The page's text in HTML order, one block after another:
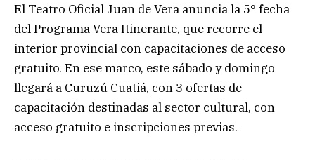
El Teatro Oficial Juan de Vera anuncia la 5° fecha
del Programa Vera Itinerante, que recorre el
interior provincial con capacitaciones de acceso
gratuito. En ese marco, este sábado y domingo
llegará a Curuzú Cuatiá, con 3 ofertas de
capacitación destinadas al sector cultural, con
acceso gratuito e inscripciones previas.